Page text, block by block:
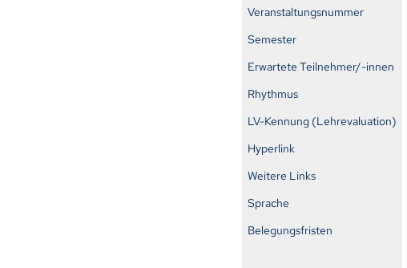
Veranstaltungsnummer
Semester
Erwartete Teilnehmer/-innen
Rhythmus
LV-Kennung (Lehrevaluation)
Hyperlink
Weitere Links
Sprache
Belegungsfristen